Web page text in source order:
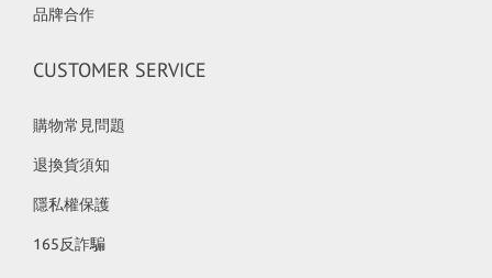
品牌合作
CUSTOMER SERVICE
購物常見問題
退換貨須知
隱私權保護
165反詐騙